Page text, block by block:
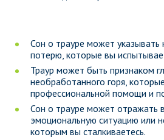
Сон о трауре может указывать
потерю, которые вы
Траур может быть признаком
необработанного горя,
профессиональной помощи и
Сон о трауре может отражать
эмоциональную ситуацию или
которым вы сталкиваетесь.